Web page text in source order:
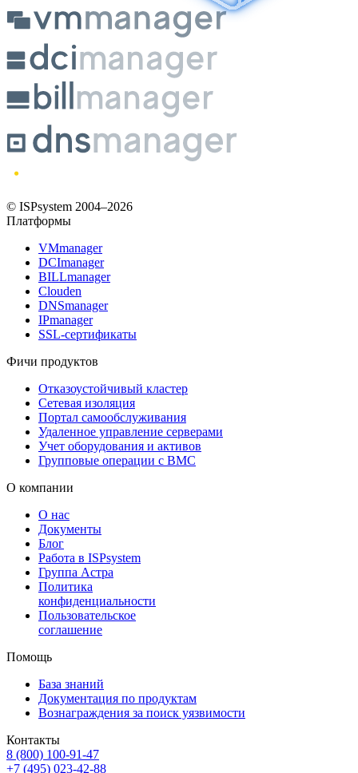
© ISPsystem 2004–2026
Платформы
VMmanager
DCImanager
BILLmanager
Clouden
DNSmanager
IPmanager
SSL-сертификаты
Фичи продуктов
Отказоустойчивый кластер
Сетевая изоляция
Портал самообслуживания
Удаленное управление серверами
Учет оборудования и активов
Групповые операции с BMC
О компании
О нас
Документы
Блог
Работа в ISPsystem
Группа Астра
Политика
конфиденциальности
Пользовательское
соглашение
Помощь
База знаний
Документация по продуктам
Вознаграждения за поиск уязвимости
Контакты
8 (800) 100⁠-⁠91⁠-⁠47
+7 (495) 023⁠-⁠42⁠-⁠88